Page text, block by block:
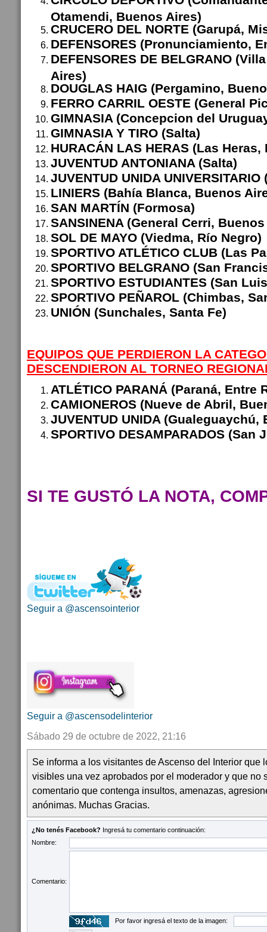
Otamendi, Buenos Aires)
CRUCERO DEL NORTE (Garupá,
DEFENSORES (Pronunciamiento,
DEFENSORES DE BELGRANO
Aires)
DOUGLAS HAIG (Pergamino,
FERRO CARRIL OESTE (General
GIMNASIA (Concepcion del
GIMNASIA Y TIRO (Salta)
HURACÁN LAS HERAS (Las Heras,
JUVENTUD ANTONIANA (Salta)
JUVENTUD UNIDA
LINIERS (Bahía Blanca, Buenos
SAN MARTÍN (Formosa)
SANSINENA (General Cerri,
SOL DE MAYO (Viedma, Río Negro)
SPORTIVO ATLÉTICO CLUB (Las
SPORTIVO BELGRANO (San
SPORTIVO ESTUDIANTES (San
SPORTIVO PEÑAROL (Chimbas,
UNIÓN (Sunchales, Santa Fe)
EQUIPOS QUE PERDIERON LA
DESCENDIERON AL TORNEO
ATLÉTICO PARANÁ (Paraná, Entre
CAMIONEROS (Nueve de Abril,
JUVENTUD UNIDA
SPORTIVO DESAMPARADOS (San
SI TE GUSTÓ LA NOTA,
Seguir a @ascensointerior
Seguir a @ascensodelinterior
Sábado 29 de octubre de 2022, 21:16
Se informa a los visitantes de Ascenso del Interior que
visibles una vez aprobados por el moderador y que no
comentario que contenga insultos, amenazas,
anónimas. Muchas Gracias.
¿No tenés Facebook? Ingresá tu comentario continuación:
Nombre:
Comentario:
Por favor ingresá el texto de la imagen: